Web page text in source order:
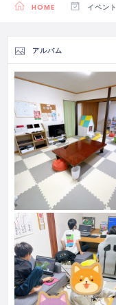
HOME イベント
アルバム